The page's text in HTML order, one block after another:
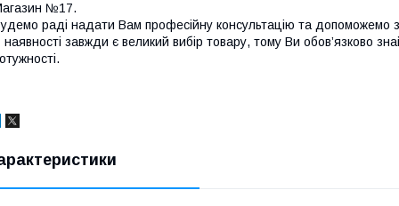
№17.
раді надати Вам професійну консультацію та допоможемо
наявності завжди є великий вибір товару, тому Ви обов’язково